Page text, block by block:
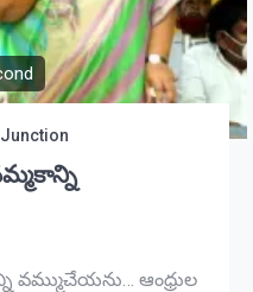
వమ్ముచేయను… ఆంధ్రుల